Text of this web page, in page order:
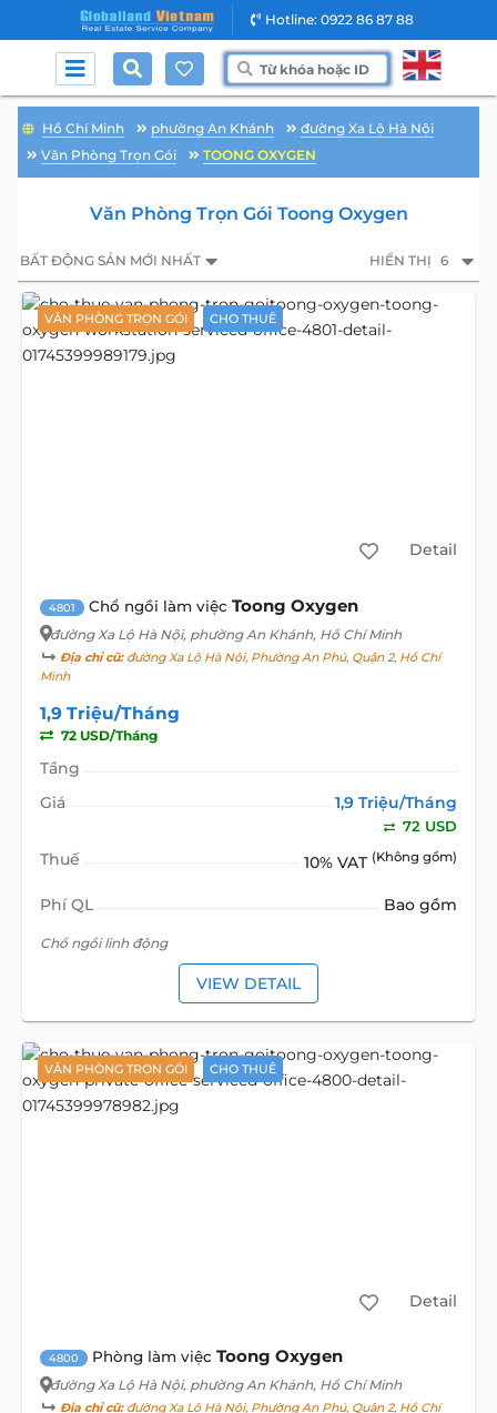
Hotline: 0922 86 87 88
Hồ Chí Minh phường An Khánh
đường Xa Lộ Hà Nội
Văn Phòng Trọn Gói
TOONG OXYGEN
Văn Phòng Trọn Gói Toong Oxygen
BẤT ĐỘNG SẢN MỚI NHẤT HIỂN THỊ 6
VĂN PHÒNG TRỌN GÓI CHO THUÊ
Detail
4801 Chổ ngồi làm việc Toong Oxygen
đường Xa Lộ Hà Nội, phường An Khánh, Hồ Chí Minh
Địa chỉ cũ:đường Xa Lộ Hà Nội, Phường An Phú, Quận 2, Hồ Chí
Minh
1,9 Triệu/Tháng
72 USD/Tháng
Tầng
Giá
1,9 Triệu/Tháng
72 USD
Thuế 10% VAT (Không gồm)
Phí QL Bao gồm
Chổ ngồi linh động
VIEW DETAIL
VĂN PHÒNG TRỌN GÓI CHO THUÊ
Detail
4800 Phòng làm việc Toong Oxygen
đường Xa Lộ Hà Nội, phường An Khánh, Hồ Chí Minh
Địa chỉ cũ:đường Xa Lộ Hà Nội, Phường An Phú, Quận 2, Hồ Chí